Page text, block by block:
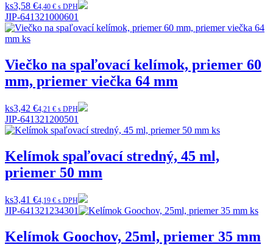
ks3,58 €4,40 € s DPH
JIP-641321000601
Viečko na spaľovací kelímok, priemer 60
mm, priemer viečka 64 mm
ks3,42 €4,21 € s DPH
JIP-641321200501
Kelímok spaľovací stredný, 45 ml,
priemer 50 mm
ks3,41 €4,19 € s DPH
JIP-641321234301
Kelímok Goochov, 25ml, priemer 35 mm